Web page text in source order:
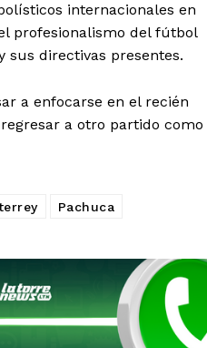
internacionales en
profesionalismo del fútbol
sus directivas presentes.
a enfocarse en el recién
a otro partido como
Pachuca